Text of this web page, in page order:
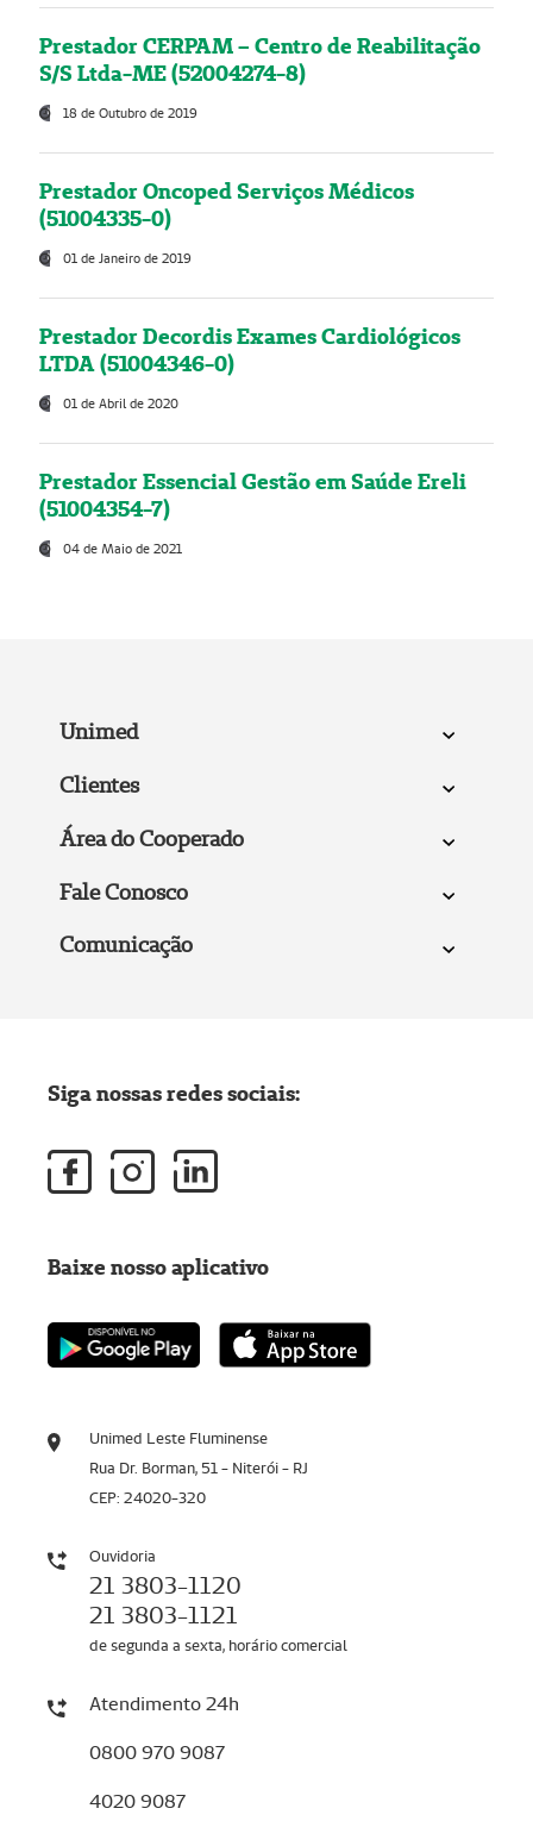
Prestador CERPAM – Centro de Reabilitação
S/S Ltda-ME (52004274-8)
18 de Outubro de 2019
Prestador Oncoped Serviços Médicos
(51004335-0)
01 de Janeiro de 2019
Prestador Decordis Exames Cardiológicos
LTDA (51004346-0)
01 de Abril de 2020
Prestador Essencial Gestão em Saúde Ereli
(51004354-7)
04 de Maio de 2021
Unimed
Clientes
Área do Cooperado
Fale Conosco
Comunicação
Unimed Leste Fluminense
Rua Dr. Borman, 51 - Niterói - RJ
CEP: 24020-320
Ouvidoria
21 3803-1120
21 3803-1121
de segunda a sexta, horário comercial
Atendimento 24h
0800 970 9087
4020 9087
Siga nossas redes sociais:
Baixe nosso aplicativo